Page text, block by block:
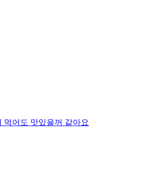
먹어도 맛있을꺼 같아요